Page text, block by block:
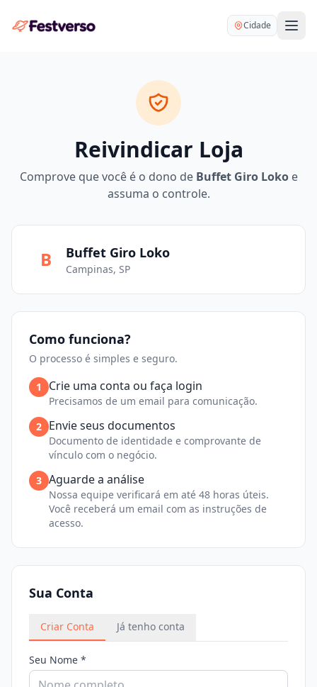
Cidade
Balões delivery
Decoração personalizada
Mesas e cadeiras
Bartender
DJ
Fotógrafo
Recreação
Buffet infantil
Reivindicar Loja
Comprove que você é o dono de Buffet Giro Lokoe
assuma o controle.
B Buffet Giro Loko
Campinas, SP
Como funciona?
O processo é simples e seguro.
1 Crie uma conta ou faça login
Precisamos de um email para comunicação.
2 Envie seus documentos
Documento de identidade e comprovante de
vínculo com o negócio.
3 Aguarde a análise
Nossa equipe verificará em até 48 horas úteis.
Você receberá um email com as instruções de
acesso.
Sua Conta
Criar Conta Já tenho conta
Seu Nome *